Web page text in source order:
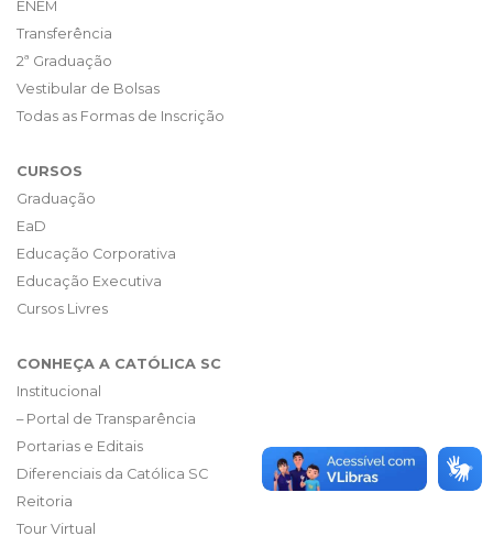
ENEM
Transferência
2ª Graduação
Vestibular de Bolsas
Todas as Formas de Inscrição
CURSOS
Graduação
EaD
Educação Corporativa
Educação Executiva
Cursos Livres
CONHEÇA A CATÓLICA SC
Institucional
– Portal de Transparência
Portarias e Editais
Diferenciais da Católica SC
Reitoria
Tour Virtual